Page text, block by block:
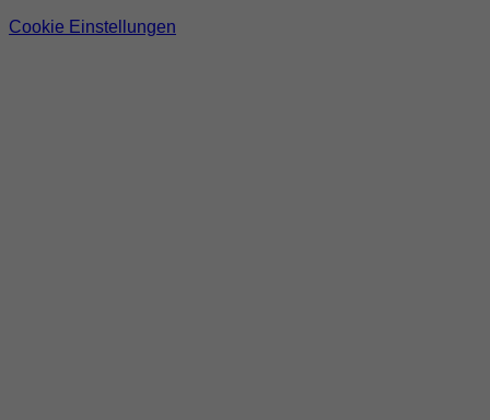
Cookie Einstellungen